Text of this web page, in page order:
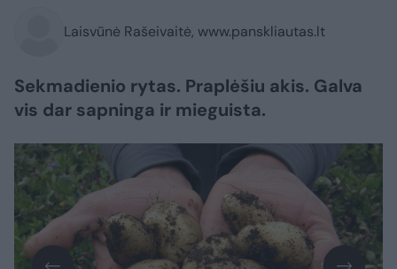
Laisvūnė Rašeivaitė, www.panskliautas.lt
Sekmadienio rytas. Praplėšiu akis. Galva
vis dar sapninga ir mieguista.